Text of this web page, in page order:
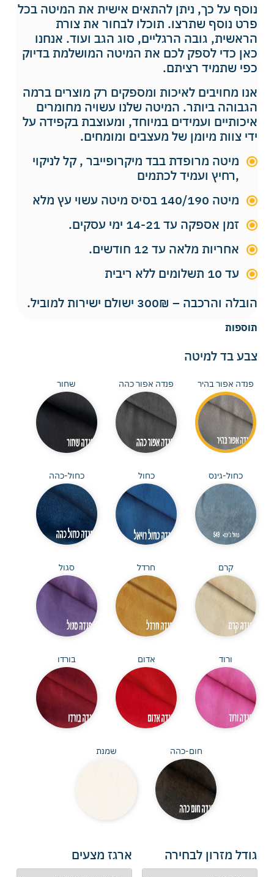
נוסף על כך, ניתן להתאים אישית את המיטה בכל
פרט נוסף שתרצו. תוכלו לבחור את צורת
הראשית, גובה הרגליים, סוג הגב ועוד. אנחנו
כאן כדי לספק לכם את המיטה המושלמת בדיוק
כפי שתמיד רציתם.
אנו מחויבים לאיכות ומספקים רק מוצרים ברמה
הגבוהה ביותר. המיטה שלנו עשויה מחומרים
איכותיים ועמידים במיוחד, ומעוצבת בקפידה על
ידי צוות מיומן של מעצבים ומומחים.
מיטה מרופדת בבד מיקרופייבר , קל לניקוי
,רחיץ ועמיד לכתמים
מיטה 140/190 בסיס מיטה עשוי עץ מלא
זמן אספקה עד 14-21 ימי עסקים.
אחריות מלאה עד 12 חודשים.
עד 10 תשלומים ללא ריבית
הובלה והרכבה – 300₪ ישולם ישירות למוביל.
תוספות
צבע בד למיטה
פנדה אפור בהיר פנדה אפור כהה שחור
כחול-גינס כחול כחול-כהה
קרם חרדל סגול
ורוד אדום בורדו
חום-כהה שמנת
גודל מזרון לבחירה ארגז מצעים